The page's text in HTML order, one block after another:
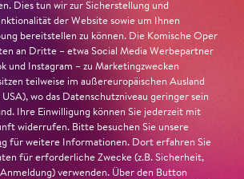
19:30
19:30
Dies tun wir zur Sicherstellung und
der Website sowie um Ihnen
bereitstellen zu können. Die Komische Oper
an Dritte – etwa Social Media Werbepartner
und Instagram – zu Marketingzwecken
teilweise im außereuropäischen Ausland
wo das Datenschutzniveau geringer sein
Ihre Einwilligung können Sie jederzeit mit
widerrufen. Bitte besuchen Sie unsere
für weitere Informationen. Dort erfahren Sie
für erforderliche Zwecke (z.B. Sicherheit,
verwenden. Über den Button